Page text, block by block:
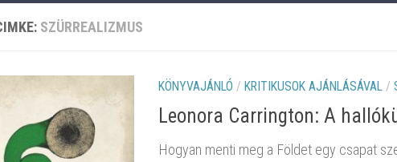
SZÜRREALIZMUS
KÖNYVAJÁNLÓ / KRITIKUSOK AJÁNLÁSÁVAL /
Leonora Carrington: A
Hogyan menti meg a Földet egy csapat